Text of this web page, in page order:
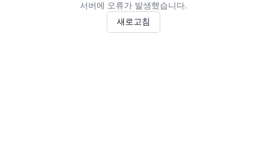
서버에 오류가 발생했습니다.
새로고침